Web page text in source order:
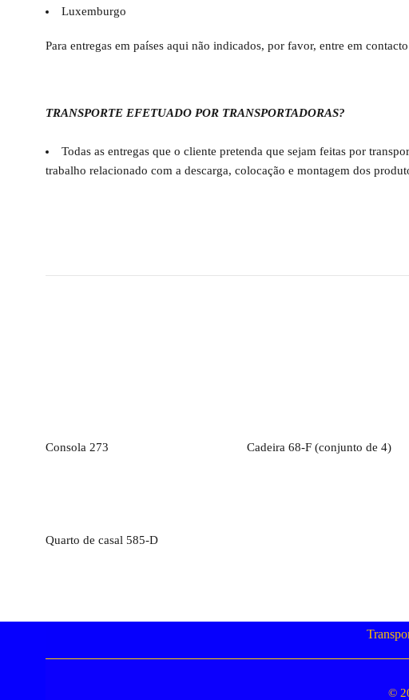
Luxemburgo
Para entregas em países aqui não indicados, por favor, entre em
TRANSPORTE EFETUADO POR TRANSPORTADORAS?
Todas as entregas que o cliente pretenda que sejam feitas por
trabalho relacionado com a descarga, colocação e montagem dos
Consola 273 Cadeira 68-F (conjunto de 4)
Quarto de casal 585-D
©